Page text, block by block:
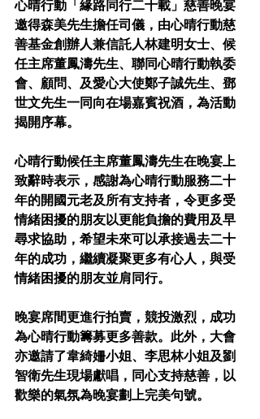
心晴行動「緣路同行二十載」慈善晚宴
邀得森美先生擔任司儀，由心晴行動慈
善基金創辦人兼信託人林建明女士、 候
任主席董鳳濤先生、聯同心晴行動執委
會、顧問、及愛心大使鄭子誠先生、鄧
世文先生一同向在場嘉賓祝酒，為活動
揭開序幕。
心晴行動候任主席董鳳濤先生在晚宴上
致辭時表示，感謝為心晴行動服務二十
年的開國元老及所有支持者，令更多受
情緒困擾的朋友以更能負擔的費用及早
尋求協助，希望未來可以承接過去二十
年的成功，繼續凝聚更多有心人，與受
情緒困擾的朋友並肩同行。
晚宴席間更進行拍賣，競投激烈，成功
為心晴行動籌募更多善款。此外，大會
亦邀請了韋綺姍小姐、李思林小姐及劉
智衛先生現場獻唱，同心支持慈善，以
歡樂的氣氛為晚宴劃上完美句號。